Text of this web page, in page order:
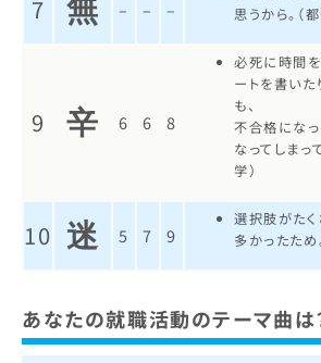
7 無 – – –
思うから。（
9 辛 6 6 8
必死に時間
ートを書いた
も、
不合格にな
なってしまっ
学）
10 迷 5 7 9
選択肢がたく
多かったため
あなたの就職活動のテーマ曲は